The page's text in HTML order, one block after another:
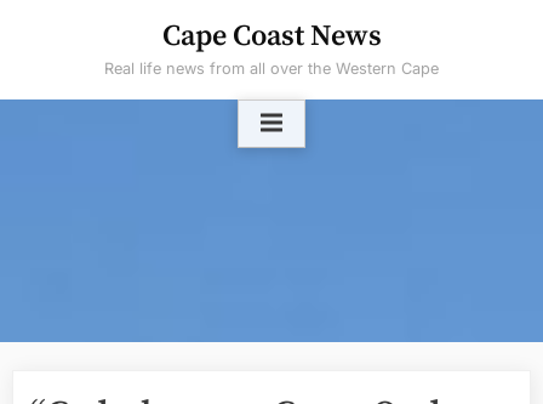
Cape Coast News
Real life news from all over the Western Cape